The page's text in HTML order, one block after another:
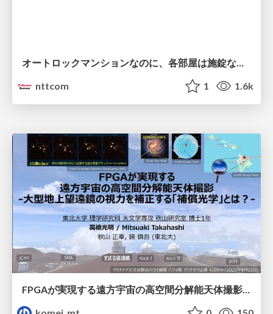
オートロックマンションなのに、各部屋は施錠なし！？ 攻撃者が組織内ネットワークで大暴れする理由 / The Front Door Is Locked, but the Rooms Are Wide Open: Why Attackers Move Freely Inside Enterprise Networks
nttcom
1 1.6k
FPGAが実現する遠方宇宙の高空間分解能天体撮影 -大型地上望遠鏡の視力を補正する「補償光学」とは？-